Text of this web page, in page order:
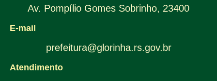
Av. Pompílio Gomes Sobrinho, 23400
E-mail
prefeitura@glorinha.rs.gov.br
Atendimento